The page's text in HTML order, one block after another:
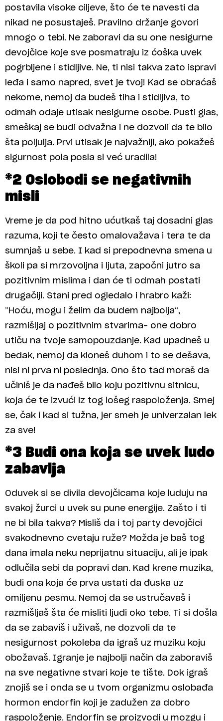
postavila visoke ciljeve, što će te navesti da
nikad ne posustaješ. Pravilno držanje govori
mnogo o tebi. Ne zaboravi da su one nesigurne
devojčice koje sve posmatraju iz ćoška uvek
pogrbljene i stidljive. Ne, ti nisi takva zato ispravi
leđa i samo napred, svet je tvoj! Kad se obraćaš
nekome, nemoj da budeš tiha i stidljiva, to
odmah odaje utisak nesigurne osobe. Pusti glas,
smeškaj se budi odvažna i ne dozvoli da te bilo
šta poljulja. Prvi utisak je najvažniji, ako pokažeš
sigurnost pola posla si već uradila!
*2 Oslobodi se negativnih
misli
Vreme je da pod hitno ućutkaš taj dosadni glas
razuma, koji te često omalovažava i tera te da
sumnjaš u sebe. I kad si prepodnevna smena u
školi pa si mrzovoljna i ljuta, započni jutro sa
pozitivnim mislima i dan će ti odmah postati
drugačiji. Stani pred ogledalo i hrabro kaži:
”Hoću, mogu i želim da budem najbolja“,
razmišljaj o pozitivnim stvarima- one dobro
utiču na tvoje samopouzdanje. Kad upadneš u
bedak, nemoj da kloneš duhom i to se dešava,
nisi ni prva ni poslednja. Ono što tad moraš da
učiniš je da nađeš bilo koju pozitivnu sitnicu,
koja će te izvući iz tog lošeg raspoloženja. Smej
se, čak i kad si tužna, jer smeh je univerzalan lek
za sve!
*3 Budi ona koja se uvek ludo
zabavlja
Oduvek si se divila devojčicama koje luduju na
svakoj žurci u uvek su pune energije. Zašto i ti
ne bi bila takva? Misliš da i toj party devojčici
svakodnevno cvetaju ruže? Možda je baš tog
dana imala neku neprijatnu situaciju, ali je ipak
odlučila sebi da popravi dan. Kad krene muzika,
budi ona koja će prva ustati da đuska uz
omiljenu pesmu. Nemoj da se ustručavaš i
razmišljaš šta će misliti ljudi oko tebe. Ti si došla
da se zabaviš i uživaš, ne dozvoli da te
nesigurnost pokoleba da igraš uz muziku koju
obožavaš. Igranje je najbolji način da zaboraviš
na sve negativne stvari koje te tište. Dok igraš
znojiš se i onda se u tvom organizmu oslobađa
hormon endorfin koji je zadužen za dobro
raspoloženje. Endorfin se proizvodi u mozgu i